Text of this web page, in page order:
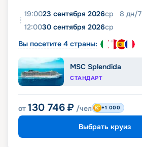
19:0023 сентября 2026ср 8 дн/7
12:0030 сентября 2026ср
Вы посетите 4 страны:
MSC Splendida
СТАНДАРТ
от 130 746 ₽ /чел +1 000
Выбрать круиз